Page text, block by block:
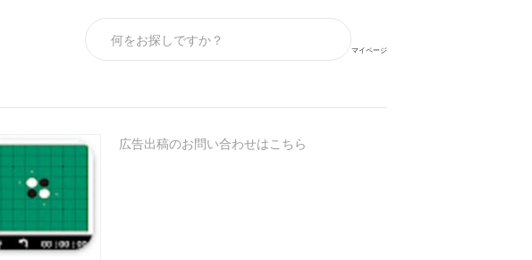
マイページ
広告出稿のお問い合わせはこちら